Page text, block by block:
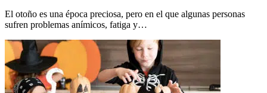
El otoño es una época preciosa, pero en el que algunas personas
sufren problemas anímicos, fatiga y…